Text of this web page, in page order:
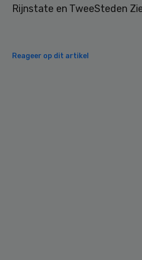
Rijnstate en TweeSteden
Reageer op dit artikel